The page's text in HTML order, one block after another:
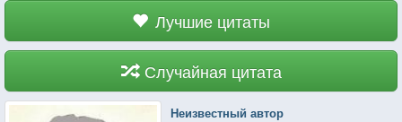
Лучшие цитаты
Случайная цитата
Неизвестный автор